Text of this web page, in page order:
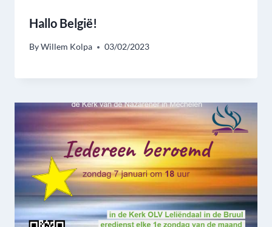
Hallo België!
ByWillem Kolpa 03/02/2023